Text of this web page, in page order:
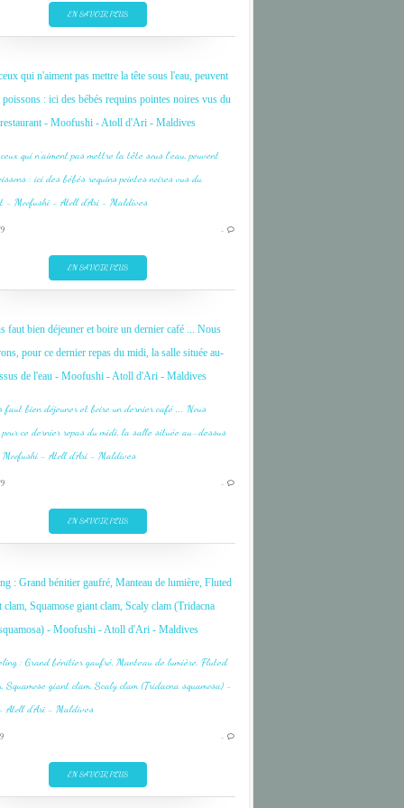
EN SAVOIR PLUS
FISH
INDIAN OCEAN
MOOFUSHI
OCEAN INDIEN
qui n'aiment pas mettre la tête sous l'eau, peuvent
: ici des bébés requins pointes noires vus du
restaurant - Moofushi - Atoll d'Ari - Maldives
…
EN SAVOIR PLUS
MALDIVES
MOOFUSHI
faut bien déjeuner et boire un dernier café ... Nous
pour ce dernier repas du midi, la salle située au-
de l'eau - Moofushi - Atoll d'Ari - Maldives
…
EN SAVOIR PLUS
MALDIVES
MOOFUSHI
: Grand bénitier gaufré, Manteau de lumière, Fluted
clam, Squamose giant clam, Scaly clam (Tridacna
- Moofushi - Atoll d'Ari - Maldives
…
EN SAVOIR PLUS